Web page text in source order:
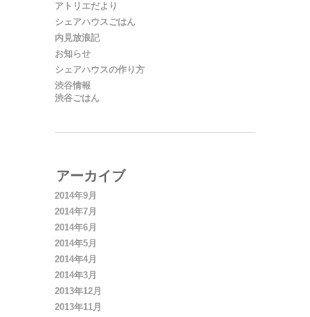
アトリエだより
シェアハウスごはん
内見放浪記
お知らせ
シェアハウスの作り方
渋谷情報
渋谷ごはん
アーカイブ
2014年9月
2014年7月
2014年6月
2014年5月
2014年4月
2014年3月
2013年12月
2013年11月